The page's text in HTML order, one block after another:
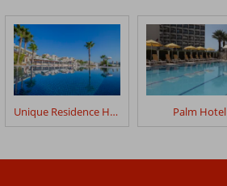
Unique Residence Hotel Golf & Spa (Ex. Wyndham Residences Kusadasi) Palm Hotel